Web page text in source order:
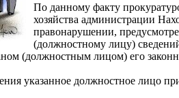
По данному факту
хозяйства администрации
правонарушении,
(должностному лицу)
(должностным лицом) его
указанное должностное лицо